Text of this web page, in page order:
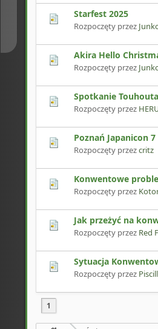
Starfest 2025
Rozpoczęty przez
Akira Hello
Rozpoczęty przez
Spotkanie
Rozpoczęty przez
Poznań Japanicon
Rozpoczęty przezcritz
Konwentowe
Rozpoczęty przez
Jak przeżyć na
Rozpoczęty przez Red
Sytuacja
Rozpoczęty przez
1